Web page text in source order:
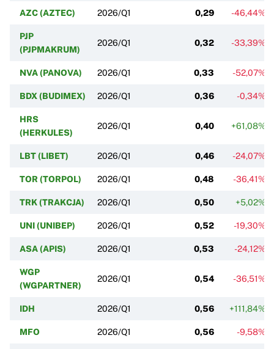
AZC (AZTEC) 2026/Q1 0,29 -46,44%
PJP
(PJPMAKRUM)
2026/Q1 0,32 -33,39%
NVA (PANOVA) 2026/Q1 0,33 -52,07%
BDX (BUDIMEX) 2026/Q1 0,36 -0,34%
HRS
(HERKULES)
2026/Q1 0,40 +61,08%
LBT (LIBET) 2026/Q1 0,46 -24,07%
TOR (TORPOL) 2026/Q1 0,48 -36,41%
TRK (TRAKCJA) 2026/Q1 0,50 +5,02%
UNI (UNIBEP) 2026/Q1 0,52 -19,30%
ASA (APIS) 2026/Q1 0,53 -24,12%
WGP
(WGPARTNER)
2026/Q1 0,54 -36,51%
IDH 2026/Q1 0,56 +111,84%
MFO 2026/Q1 0,56 -9,58%